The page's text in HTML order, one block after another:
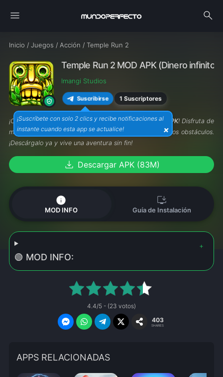
menu search
Inicio / Juegos / Acción / Temple Run 2
Temple Run 2 MOD APK (Dinero infinito)
Imangi Studios
Suscribirse 1 Suscriptores
¡Suscríbete con solo 2 clics y recibe notificaciones al
instante cuando esta app se actualice!
×
¡Corre más rápido que nunca conTemple Run 2 MOD APK! Disfruta de
monedas y gemas ilimitadas mientras desafías todos los obstáculos.
¡Descárgalo ya y vive una aventura sin fin!
download Descargar APK (83M)
info
MOD INFO
install_desktop
Guía de Instalación
🟢 MOD INFO:
4.4/5 - (23 votos)
403
SHARES
APPS RELACIONADAS